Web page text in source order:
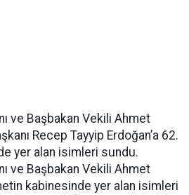
ve Başbakan Vekili Ahmet
Recep Tayyip Erdoğan’a 62.
yer alan isimleri sundu.
ve Başbakan Vekili Ahmet
kabinesinde yer alan isimleri